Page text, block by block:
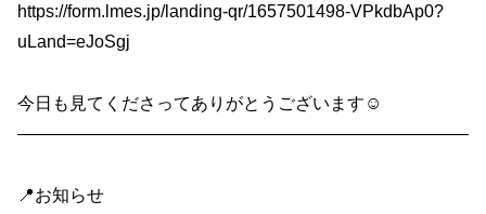
https://form.lmes.jp/landing-qr/1657501498-VPkdbAp0?
uLand=eJoSgj
今日も見てくださってありがとうございます☺️
——————————————————————————
📍お知らせ